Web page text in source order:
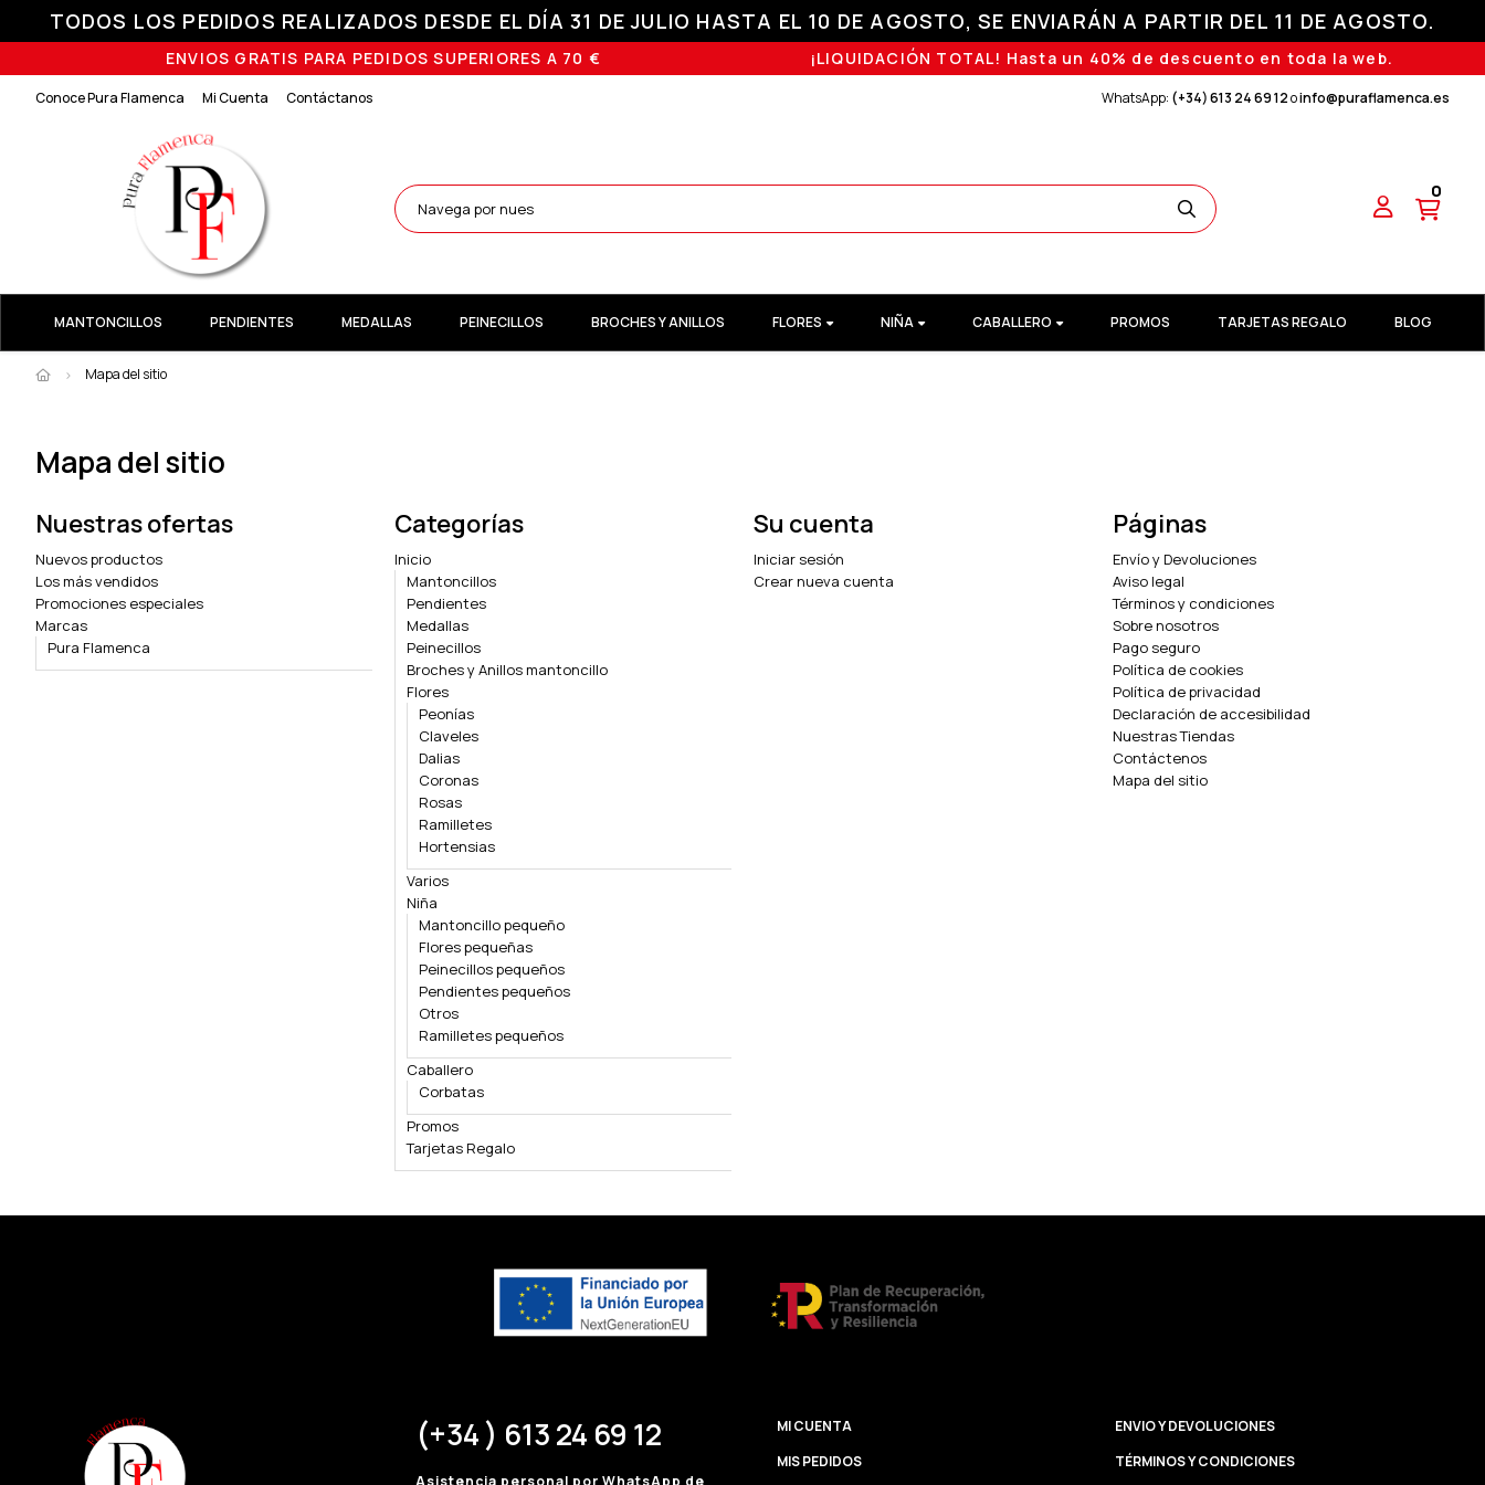
TODOS LOS PEDIDOS REALIZADOS DESDE EL DÍA 31 DE JULIO HASTA EL 10 DE AGOSTO, SE ENVIARÁN A PARTIR DEL 11 DE AGOSTO.
ENVIOS GRATIS PARA PEDIDOS SUPERIORES A 70 € ¡LIQUIDACIÓN TOTAL! Hasta un 40% de descuento en toda la web.
Conoce Pura Flamenca Mi Cuenta Contáctanos WhatsApp: (+34) 613 24 69 12oinfo@puraflamenca.es
0
MANTONCILLOS PENDIENTES MEDALLAS PEINECILLOS BROCHES Y ANILLOS FLORES NIÑA CABALLERO PROMOS TARJETAS REGALO BLOG
Mapa del sitio
Mapa del sitio
Nuestras ofertas
Nuevos productos
Los más vendidos
Promociones especiales
Marcas
Pura Flamenca
Categorías
Inicio
Mantoncillos
Pendientes
Medallas
Peinecillos
Broches y Anillos mantoncillo
Flores
Peonías
Claveles
Dalias
Coronas
Rosas
Ramilletes
Hortensias
Varios
Niña
Mantoncillo pequeño
Flores pequeñas
Peinecillos pequeños
Pendientes pequeños
Otros
Ramilletes pequeños
Caballero
Corbatas
Promos
Tarjetas Regalo
Su cuenta
Iniciar sesión
Crear nueva cuenta
Páginas
Envío y Devoluciones
Aviso legal
Términos y condiciones
Sobre nosotros
Pago seguro
Política de cookies
Política de privacidad
Declaración de accesibilidad
Nuestras Tiendas
Contáctenos
Mapa del sitio
(+34 ) 613 24 69 12
MI CUENTA
MIS PEDIDOS
ENVIO Y DEVOLUCIONES
TÉRMINOS Y CONDICIONES